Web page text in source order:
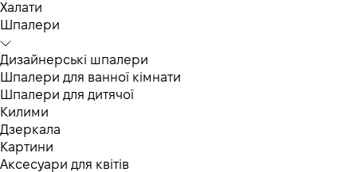
Халати
Шпалери
Дизайнерські шпалери
Шпалери для ванної кімнати
Шпалери для дитячої
Килими
Дзеркала
Картини
Аксесуари для квітів